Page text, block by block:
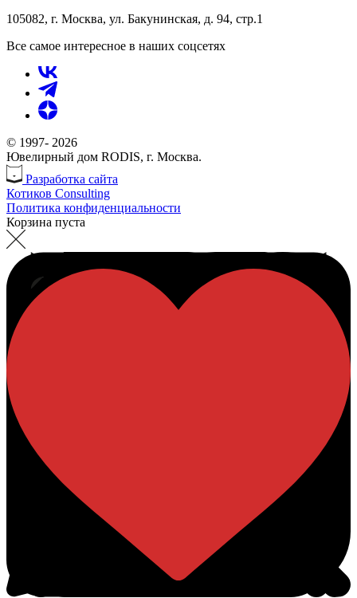
105082, г. Москва, ул. Бакунинская, д. 94, стр.1
Все самое интересное в наших соцсетях
© 1997- 2026
Ювелирный дом RODIS, г. Москва.
Разработка сайта
Котиков Consulting
Политика конфиденциальности
Корзина пуста